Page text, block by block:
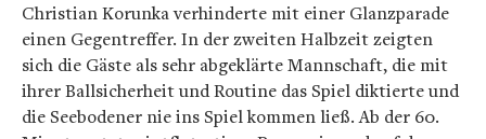
Christian Korunka verhinderte mit einer Glanzparade
einen Gegentreffer. In der zweiten Halbzeit zeigten
sich die Gäste als sehr abgeklärte Mannschaft, die mit
ihrer Ballsicherheit und Routine das Spiel diktierte und
die Seebodener nie ins Spiel kommen ließ. Ab der 60.